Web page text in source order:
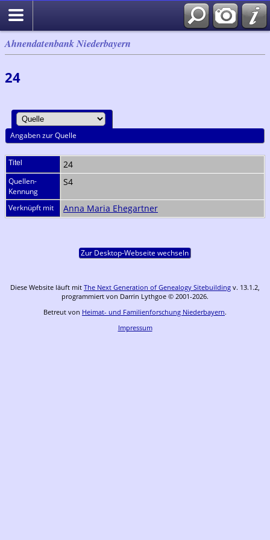
Ahnendatenbank Niederbayern
24
Angaben zur Quelle
Titel 24
Quellen-
Kennung
S4
Verknüpft mit Anna Maria Ehegartner
Zur Desktop-Webseite wechseln
Diese Website läuft mit The Next Generation of Genealogy Sitebuilding v. 13.1.2,
programmiert von Darrin Lythgoe © 2001-2026.
Betreut von Heimat- und Familienforschung Niederbayern.
Impressum